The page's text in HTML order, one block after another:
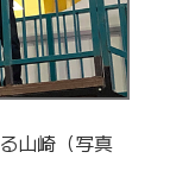
山崎（写真